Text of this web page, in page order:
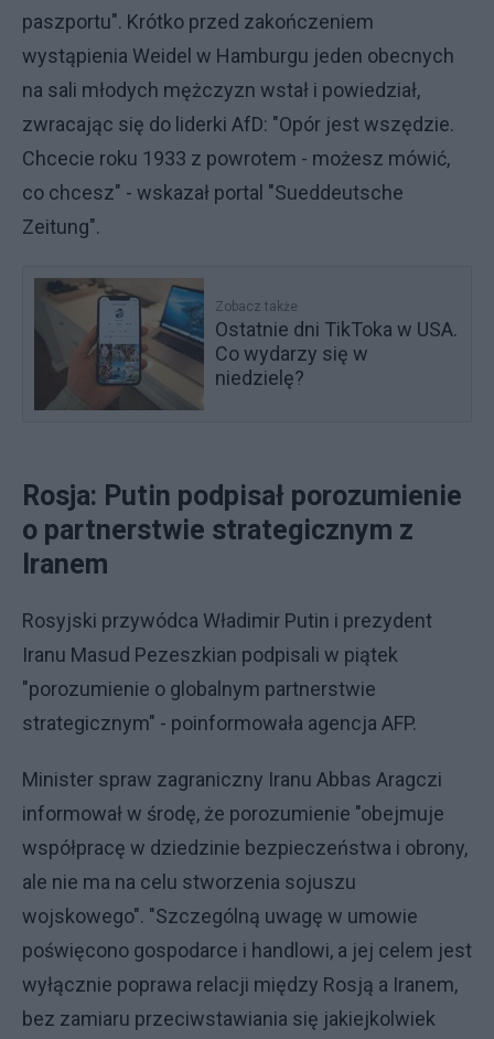
paszportu". Krótko przed zakończeniem
wystąpienia Weidel w Hamburgu jeden obecnych
na sali młodych mężczyzn wstał i powiedział,
zwracając się do liderki AfD: "Opór jest wszędzie.
Chcecie roku 1933 z powrotem - możesz mówić,
co chcesz" - wskazał portal "Sueddeutsche
Zeitung".
Zobacz także
Ostatnie dni TikToka w USA.
Co wydarzy się w
niedzielę?
Rosja: Putin podpisał porozumienie
o partnerstwie strategicznym z
Iranem
Rosyjski przywódca Władimir Putin i prezydent
Iranu Masud Pezeszkian podpisali w piątek
"porozumienie o globalnym partnerstwie
strategicznym" - poinformowała agencja AFP.
Minister spraw zagraniczny Iranu Abbas Aragczi
informował w środę, że porozumienie "obejmuje
współpracę w dziedzinie bezpieczeństwa i obrony,
ale nie ma na celu stworzenia sojuszu
wojskowego". "Szczególną uwagę w umowie
poświęcono gospodarce i handlowi, a jej celem jest
wyłącznie poprawa relacji między Rosją a Iranem,
bez zamiaru przeciwstawiania się jakiejkolwiek